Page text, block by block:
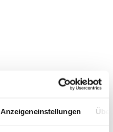
Anzeigeneinstellungen